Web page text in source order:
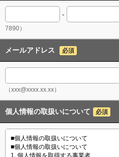
-
7890）
メールアドレス 必須
（xxx@xxxx.xx.xx）
個人情報の取扱いについて 必須